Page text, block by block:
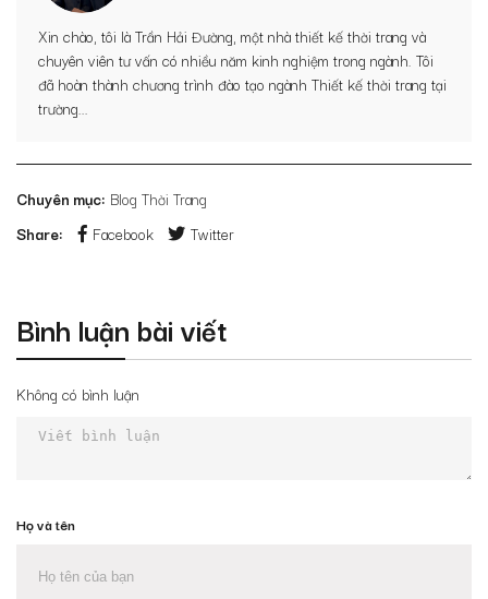
Xin chào, tôi là Trần Hải Đường, một nhà thiết kế thời trang và
chuyên viên tư vấn có nhiều năm kinh nghiệm trong ngành. Tôi
đã hoàn thành chương trình đào tạo ngành Thiết kế thời trang tại
trường...
Chuyên mục: Blog Thời Trang
Share:
Facebook Twitter
Bình luận bài viết
Không có bình luận
Họ và tên